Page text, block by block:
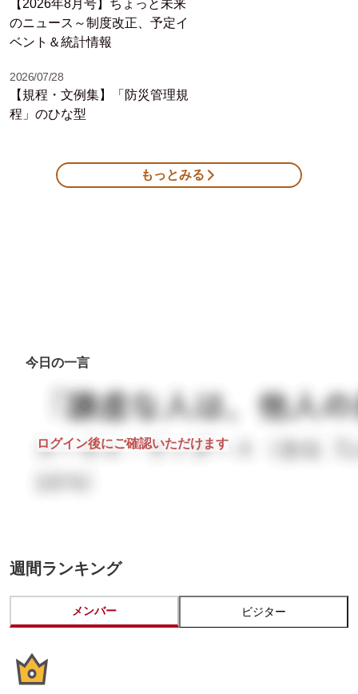
【2026年8月号】ちょっと未来
のニュース～制度改正、予定イ
ベント＆統計情報
2026/07/28
【規程・文例集】「防災管理規
程」のひな型
もっとみる
今日の一言
ログイン後にご確認いただけます
週間ランキング
メンバー ビジター